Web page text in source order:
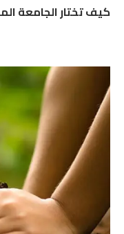
كيف تختار الجامعة